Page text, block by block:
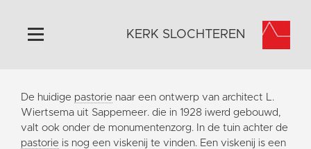
Home
Algemeen
Historie
KERK SLOCHTEREN
De huidige pastorie naar een ontwerp van architect L.
Wiertsema uit Sappemeer. die in 1928 iwerd gebouwd,
valt ook onder de monumentenzorg. In de tuin achter de
pastorie is nog een viskenij te vinden. Een viskenij is een